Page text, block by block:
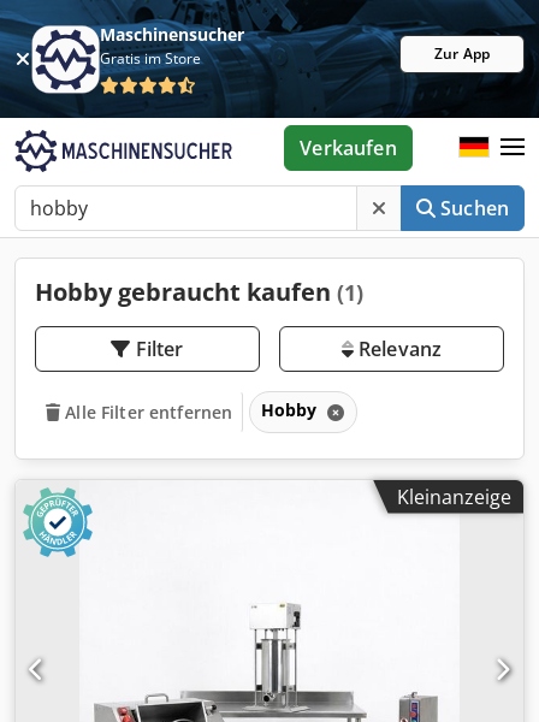
Maschinensucher
Gratis im Store Zur App
Suchen
Verkaufen
Hobby gebraucht kaufen (1)
Filter Relevanz
Alle Filter entfernen Hobby
Kleinanzeige